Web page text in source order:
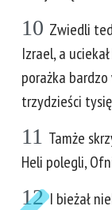
10 Zwiedli
Izrael, a
porażka
trzydzieści
11 Tamże
Heli polegli,
12 I bieżał